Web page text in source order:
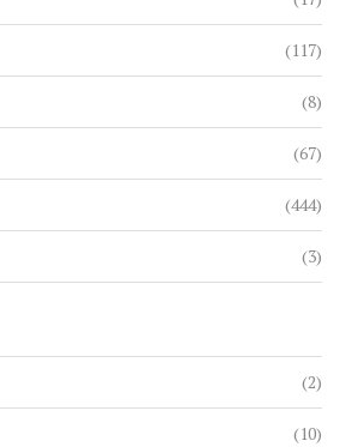
(117)
(8)
(67)
(444)
(3)
(2)
(10)